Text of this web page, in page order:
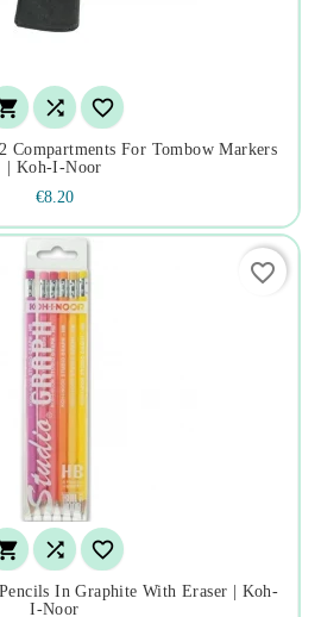
 
Compartments For Tombow Markers
| Koh-I-Noor
€8.20
 
In Graphite With Eraser | Koh-
I-Noor
favorite_border